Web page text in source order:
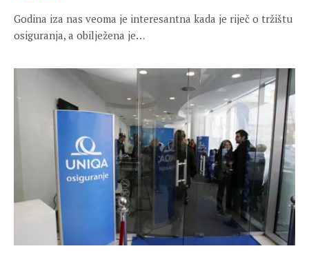
Godina iza nas veoma je interesantna kada je riječ o tržištu
osiguranja, a obilježena je…